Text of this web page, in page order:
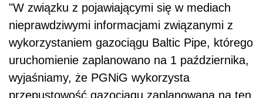
"W związku z pojawiającymi się w mediach
nieprawdziwymi informacjami związanymi z
wykorzystaniem gazociągu Baltic Pipe, którego
uruchomienie zaplanowano na 1 października,
wyjaśniamy, że PGNiG wykorzysta
przepustowość gazociągu zaplanowaną na ten